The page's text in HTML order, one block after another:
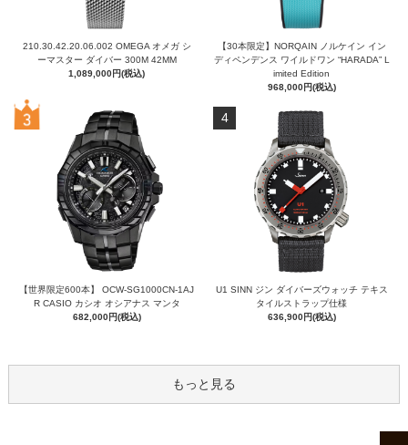
210.30.42.20.06.002 OMEGA オメガ シ
ーマスター ダイバー 300M 42MM
1,089,000円(税込)
【30本限定】NORQAIN ノルケイン イン
ディペンデンス ワイルドワン “HARADA” L
imited Edition
968,000円(税込)
【世界限定600本】 OCW-SG1000CN-1AJ
R CASIO カシオ オシアナス マンタ
682,000円(税込)
4
U1 SINN ジン ダイバーズウォッチ テキス
タイルストラップ仕様
636,900円(税込)
もっと見る